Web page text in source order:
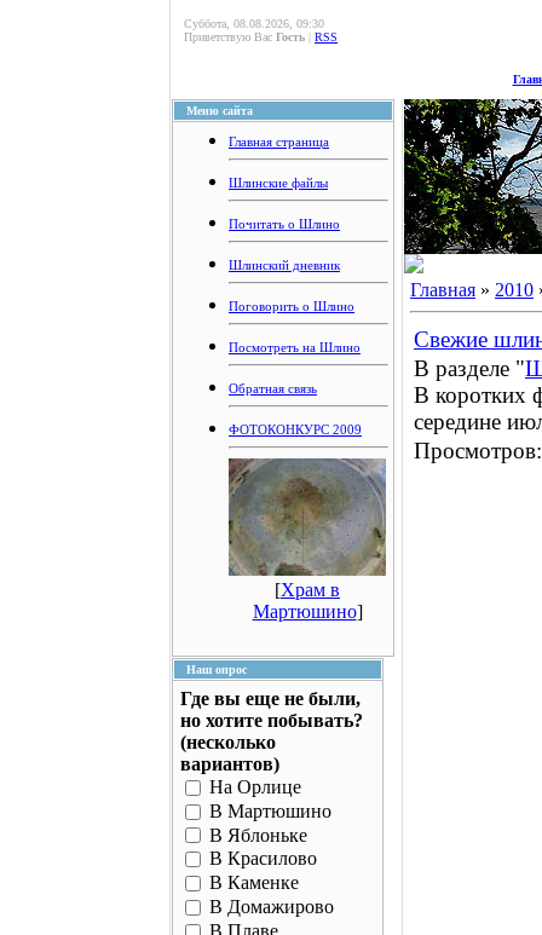
Суббота, 08.08.2026, 09:30
Приветствую Вас Гость | RSS
Меню сайта
Главная страница
Шлинские файлы
Почитать о Шлино
Шлинский дневник
Поговорить о Шлино
Посмотреть на Шлино
Обратная связь
ФОТОКОНКУРС 2009
[Храм в
Мартюшино]
Наш опрос
Где вы еще не были,
но хотите побывать?
(несколько
вариантов)
На Орлице
В Мартюшино
В Яблоньке
В Красилово
В Каменке
В Домажирово
Главная » 2010
Свежие
В разделе "
В коротких
середине
Просмотров: